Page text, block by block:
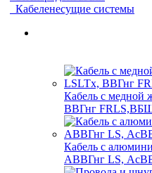
Кабеленесущие системы
Кабель с
ВВГнг
Кабель с
АВВГнг LS,